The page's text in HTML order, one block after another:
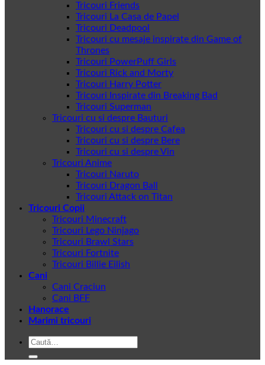
Tricouri Friends
Tricouri La Casa de Papel
Tricouri Deadpool
Tricouri cu mesaje inspirate din Game of
Thrones
Tricouri PowerPuff Girls
Tricouri Rick and Morty
Tricouri Harry Potter
Tricouri Inspirate din Breaking Bad
Tricouri Superman
Tricouri cu si despre Bauturi
Tricouri cu si despre Cafea
Tricouri cu si despre Bere
Tricouri cu si despre Vin
Tricouri Anime
Tricouri Naruto
Tricouri Dragon Ball
Tricouri Attack on Titan
Tricouri Copii
Tricouri Minecraft
Tricouri Lego Ninjago
Tricouri Brawl Stars
Tricouri Fortnite
Tricouri Billie Eilish
Cani
Cani Craciun
Cani BFF
Hanorace
Marimi tricouri
Caută